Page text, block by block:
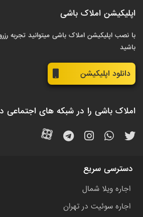
اپلیکیشن املاک باشی
با نصب اپلیکیشن املاک باشی میتوانید تجربه
باشید
دانلود اپلیکیشن
املاک باشی را در شبکه های اجتماعی
دسترسی سریع
اجاره ویلا شمال
اجاره سوئیت در تهران